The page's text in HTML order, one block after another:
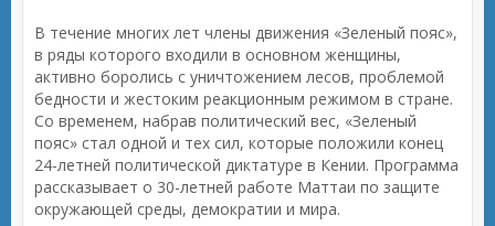
В течение многих лет члены движения «Зеленый пояс»,
в ряды которого входили в основном женщины,
активно боролись с уничтожением лесов, проблемой
бедности и жестоким реакционным режимом в стране.
Со временем, набрав политический вес, «Зеленый
пояс» стал одной и тех сил, которые положили конец
24-летней политической диктатуре в Кении. Программа
рассказывает о 30-летней работе Маттаи по защите
окружающей среды, демократии и мира.